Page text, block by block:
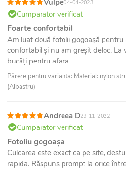
Vulpe04-04-2023
Cumparator verificat
Foarte confortabil
Am luat două fotolii gogoașă pentru
confortabil și nu am greșit deloc. La
bucăți pentru afara
Părere pentru varianta: Material: nylon
(Albastru)
Andreea D29-11-2022
Cumparator verificat
Fotoliu gogoașa
Culoarea este exact ca pe site,
rapida. Răspuns prompt la orice